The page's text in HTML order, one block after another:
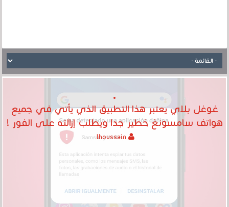
غوغل بلاي يعتبر هذا التطبيق الذي يأتي في جميع
هواتف سامسونغ خطير جدا ويطلب إزالته على الفور !